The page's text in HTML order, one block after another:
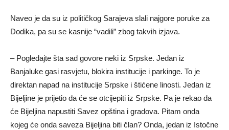
Naveo je da su iz političkog Sarajeva slali najgore poruke za
Dodika, pa su se kasnije “vadili” zbog takvih izjava.
– Pogledajte šta sad govore neki iz Srpske. Јedan iz
Banjaluke gasi rasvjetu, blokira institucije i parkinge. To je
direktan napad na institucije Srpske i štićene linosti. Јedan iz
Bijeljine je prijetio da će se otcijepiti iz Srpske. Pa je rekao da
će Bijeljina napustiti Savez opština i gradova. Pitam onda
kojeg će onda saveza Bijeljina biti član? Onda, jedan iz Istočne